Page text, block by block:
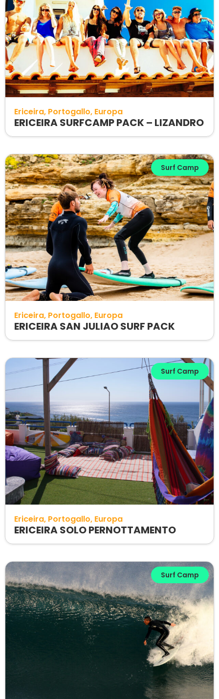
Ericeira Portogallo Europa
ERICEIRA SURFCAMP PACK – LIZANDRO
Surf Camp
Ericeira Portogallo Europa
ERICEIRA SAN JULIAO SURF PACK
Surf Camp
Ericeira Portogallo Europa
ERICEIRA SOLO PERNOTTAMENTO
Surf Camp